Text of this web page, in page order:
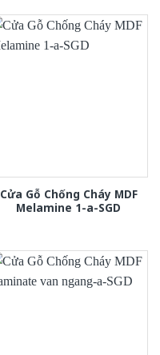
Cửa Gỗ Chống Cháy MDF
Melamine 1-a-SGD